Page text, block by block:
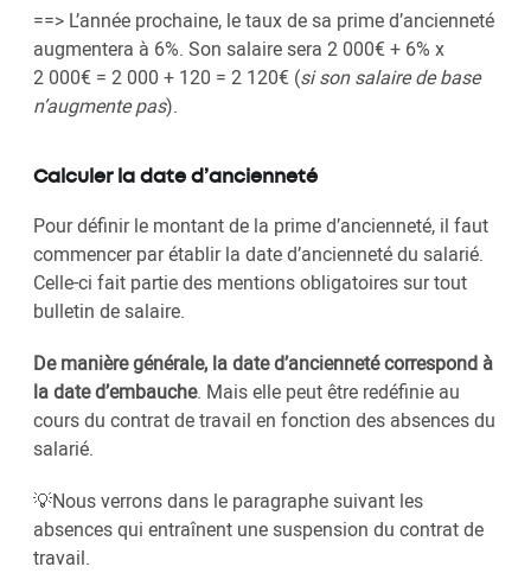
==> L’année prochaine, le taux de sa prime d’ancienneté
augmentera à 6%. Son salaire sera 2 000€ + 6% x
2 000€ = 2 000 + 120 = 2 120€ (si son salaire de base
n’augmente pas).
Calculer la date d’ancienneté
Pour définir le montant de la prime d’ancienneté, il faut
commencer par établir la date d’ancienneté du salarié.
Celle-ci fait partie des mentions obligatoires sur tout
bulletin de salaire.
De manière générale, la date d’ancienneté correspond à
la date d’embauche. Mais elle peut être redéfinie au
cours du contrat de travail en fonction des absences du
salarié.
💡Nous verrons dans le paragraphe suivant les
absences qui entraînent une suspension du contrat de
travail.